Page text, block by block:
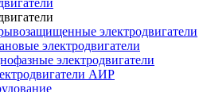
электродвигатели
электродвигатели
электродвигатели
АИР